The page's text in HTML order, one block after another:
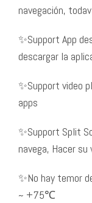
navegación,
✨Support App
descargar la
✨Support video
apps
✨Support Split
navega, Hacer
✨No hay temor
~ +75℃